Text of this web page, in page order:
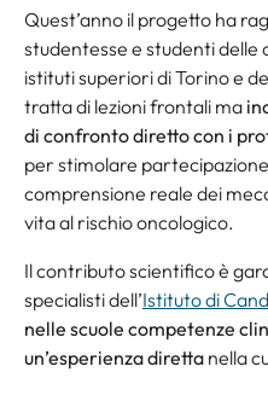
Quest’anno il progetto ha
studentesse e studenti delle
istituti superiori di Torino e
tratta di lezioni frontali ma
di confronto diretto con i
per stimolare
comprensione reale dei
vita al rischio oncologico.
Il contributo scientifico è
specialisti dell’Istituto di
nelle scuole competenze
un’esperienza diretta nella